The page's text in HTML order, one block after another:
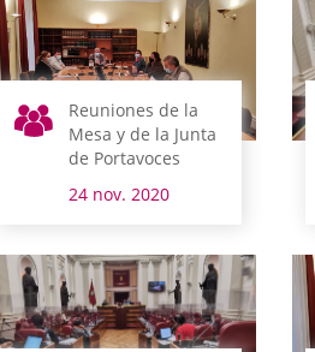
Reuniones de la
Mesa y de la Junta
de Portavoces
24 nov. 2020